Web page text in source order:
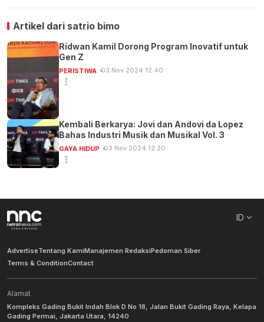
Artikel dari satrio bimo
Ridwan Kamil Dorong Program Inovatif untuk
Gen Z
PERISTIWA 03 Nov 2024 12:40
Kembali Berkarya: Jovi dan Andovi da Lopez
Bahas Industri Musik dan Musikal Vol. 3
GAYA HIDUP 03 Nov 2024 12:20
ID
AdvertiseTentang KamiManajemen RedaksiPedoman Siber
Terms & ConditionContact
Alamat
Kompleks Gading Bukit Indah Blok D No 18, Jalan Bukit Gading Raya, Kelapa
Gading Permai, Jakarta Utara, 14240